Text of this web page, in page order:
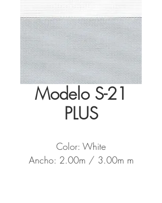
Modelo S-21
PLUS
Color: White
Ancho: 2.00m / 3.00m m